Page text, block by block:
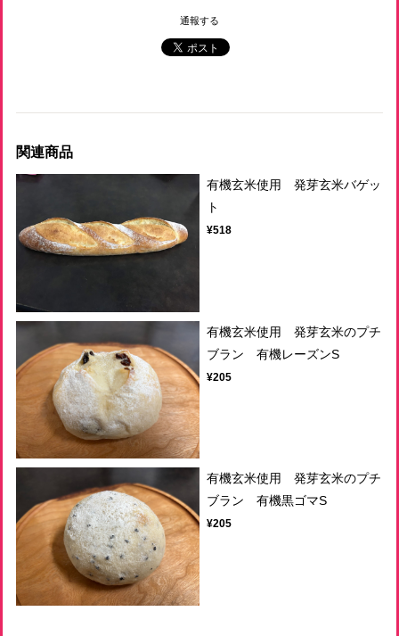
通報する
関連商品
有機玄米使用 発芽玄米バゲッ
ト
¥518
有機玄米使用 発芽玄米のプチ
ブラン 有機レーズンS
¥205
有機玄米使用 発芽玄米のプチ
ブラン 有機黒ゴマS
¥205